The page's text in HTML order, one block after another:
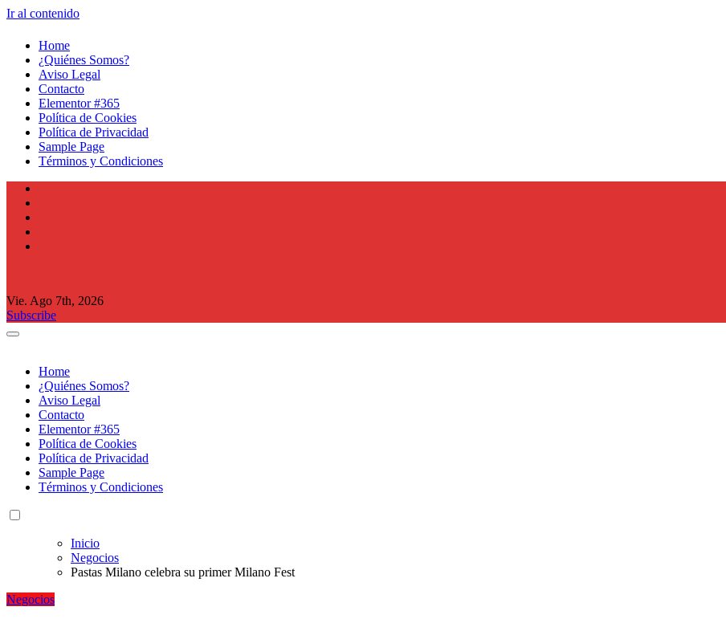
Ir al contenido
Home
¿Quiénes Somos?
Aviso Legal
Contacto
Elementor #365
Política de Cookies
Política de Privacidad
Sample Page
Términos y Condiciones
Vie. Ago 7th, 2026
Subscribe
Home
¿Quiénes Somos?
Aviso Legal
Contacto
Elementor #365
Política de Cookies
Política de Privacidad
Sample Page
Términos y Condiciones
Inicio
Negocios
Pastas Milano celebra su primer Milano Fest
Negocios